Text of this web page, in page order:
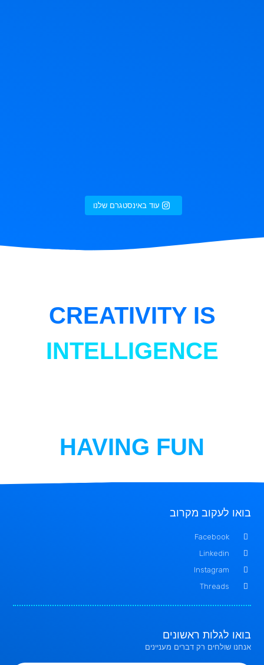
עוד באינסטגרם שלנו
CREATIVITY IS
INTELLIGENCE
HAVING FUN
בואו לעקוב מקרוב
Facebook
Linkedin
Instagram
Threads
בואו לגלות ראשונים
אנחנו שולחים רק דברים מעניינים